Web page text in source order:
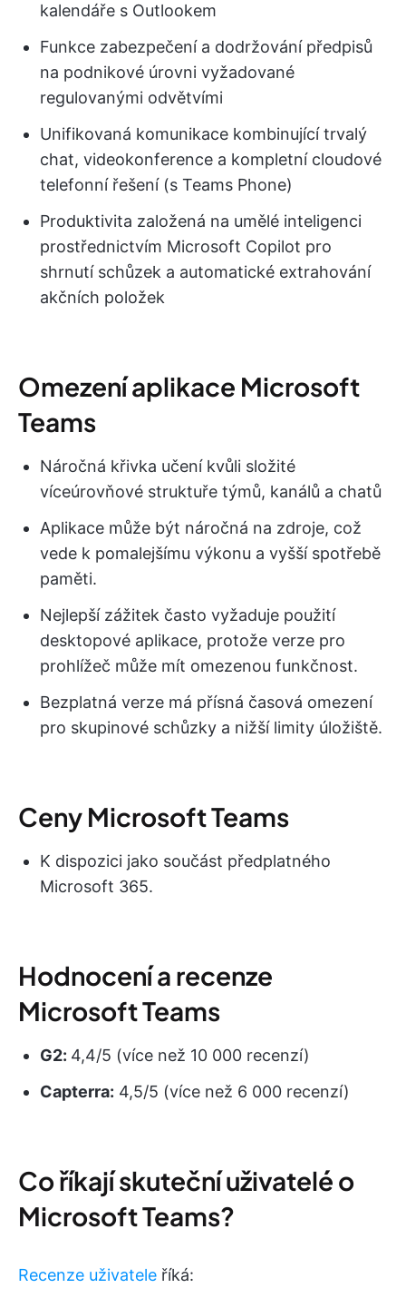
kalendáře s Outlookem
Funkce zabezpečení a dodržování předpisů
na podnikové úrovni vyžadované
regulovanými odvětvími
Unifikovaná komunikace kombinující trvalý
chat, videokonference a kompletní cloudové
telefonní řešení (s Teams Phone)
Produktivita založená na umělé inteligenci
prostřednictvím Microsoft Copilot pro
shrnutí schůzek a automatické extrahování
akčních položek
Omezení aplikace Microsoft
Teams
Náročná křivka učení kvůli složité
víceúrovňové struktuře týmů, kanálů a chatů
Aplikace může být náročná na zdroje, což
vede k pomalejšímu výkonu a vyšší spotřebě
paměti.
Nejlepší zážitek často vyžaduje použití
desktopové aplikace, protože verze pro
prohlížeč může mít omezenou funkčnost.
Bezplatná verze má přísná časová omezení
pro skupinové schůzky a nižší limity úložiště.
Ceny Microsoft Teams
K dispozici jako součást předplatného
Microsoft 365.
Hodnocení a recenze
Microsoft Teams
G2: 4,4/5 (více než 10 000 recenzí)
Capterra: 4,5/5 (více než 6 000 recenzí)
Co říkají skuteční uživatelé o
Microsoft Teams?
Recenze uživatele říká: